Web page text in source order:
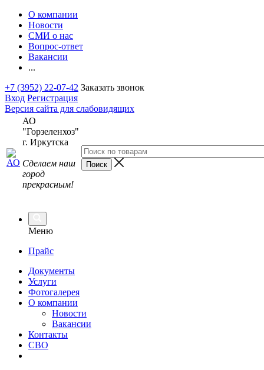
О компании
Новости
СМИ о нас
Вопрос-ответ
Вакансии
...
+7 (3952) 22-07-42 Заказать звонок
Вход Регистрация
Версия сайта для слабовидящих
АО
"Горзеленхоз"
г. Иркутска
Сделаем наш
город
прекрасным!
Меню
Прайс
Документы
Услуги
Фотогалерея
О компании
Новости
Вакансии
Контакты
СВО